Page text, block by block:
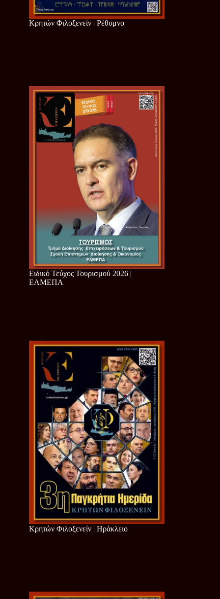
Κρητών Φιλοξενείν | Ρέθυμνο
Ειδικό Τεύχος Τουρισμού 2026 |
ΕΛΜΕΠΑ
Κρητών Φιλοξενείν | Ηράκλειο